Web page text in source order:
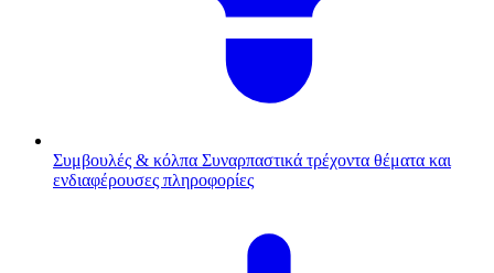
Συμβουλές & κόλπα Συναρπαστικά τρέχοντα θέματα και
ενδιαφέρουσες πληροφορίες